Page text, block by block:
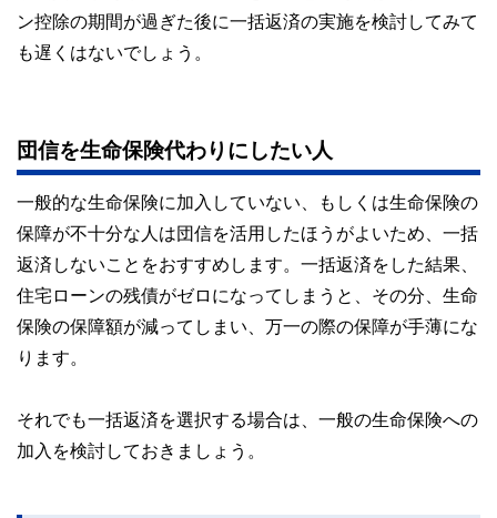
ン控除の期間が過ぎた後に一括返済の実施を検討してみて
も遅くはないでしょう。
団信を生命保険代わりにしたい人
一般的な生命保険に加入していない、もしくは生命保険の
保障が不十分な人は団信を活用したほうがよいため、一括
返済しないことをおすすめします。一括返済をした結果、
住宅ローンの残債がゼロになってしまうと、その分、生命
保険の保障額が減ってしまい、万一の際の保障が手薄にな
ります。
それでも一括返済を選択する場合は、一般の生命保険への
加入を検討しておきましょう。